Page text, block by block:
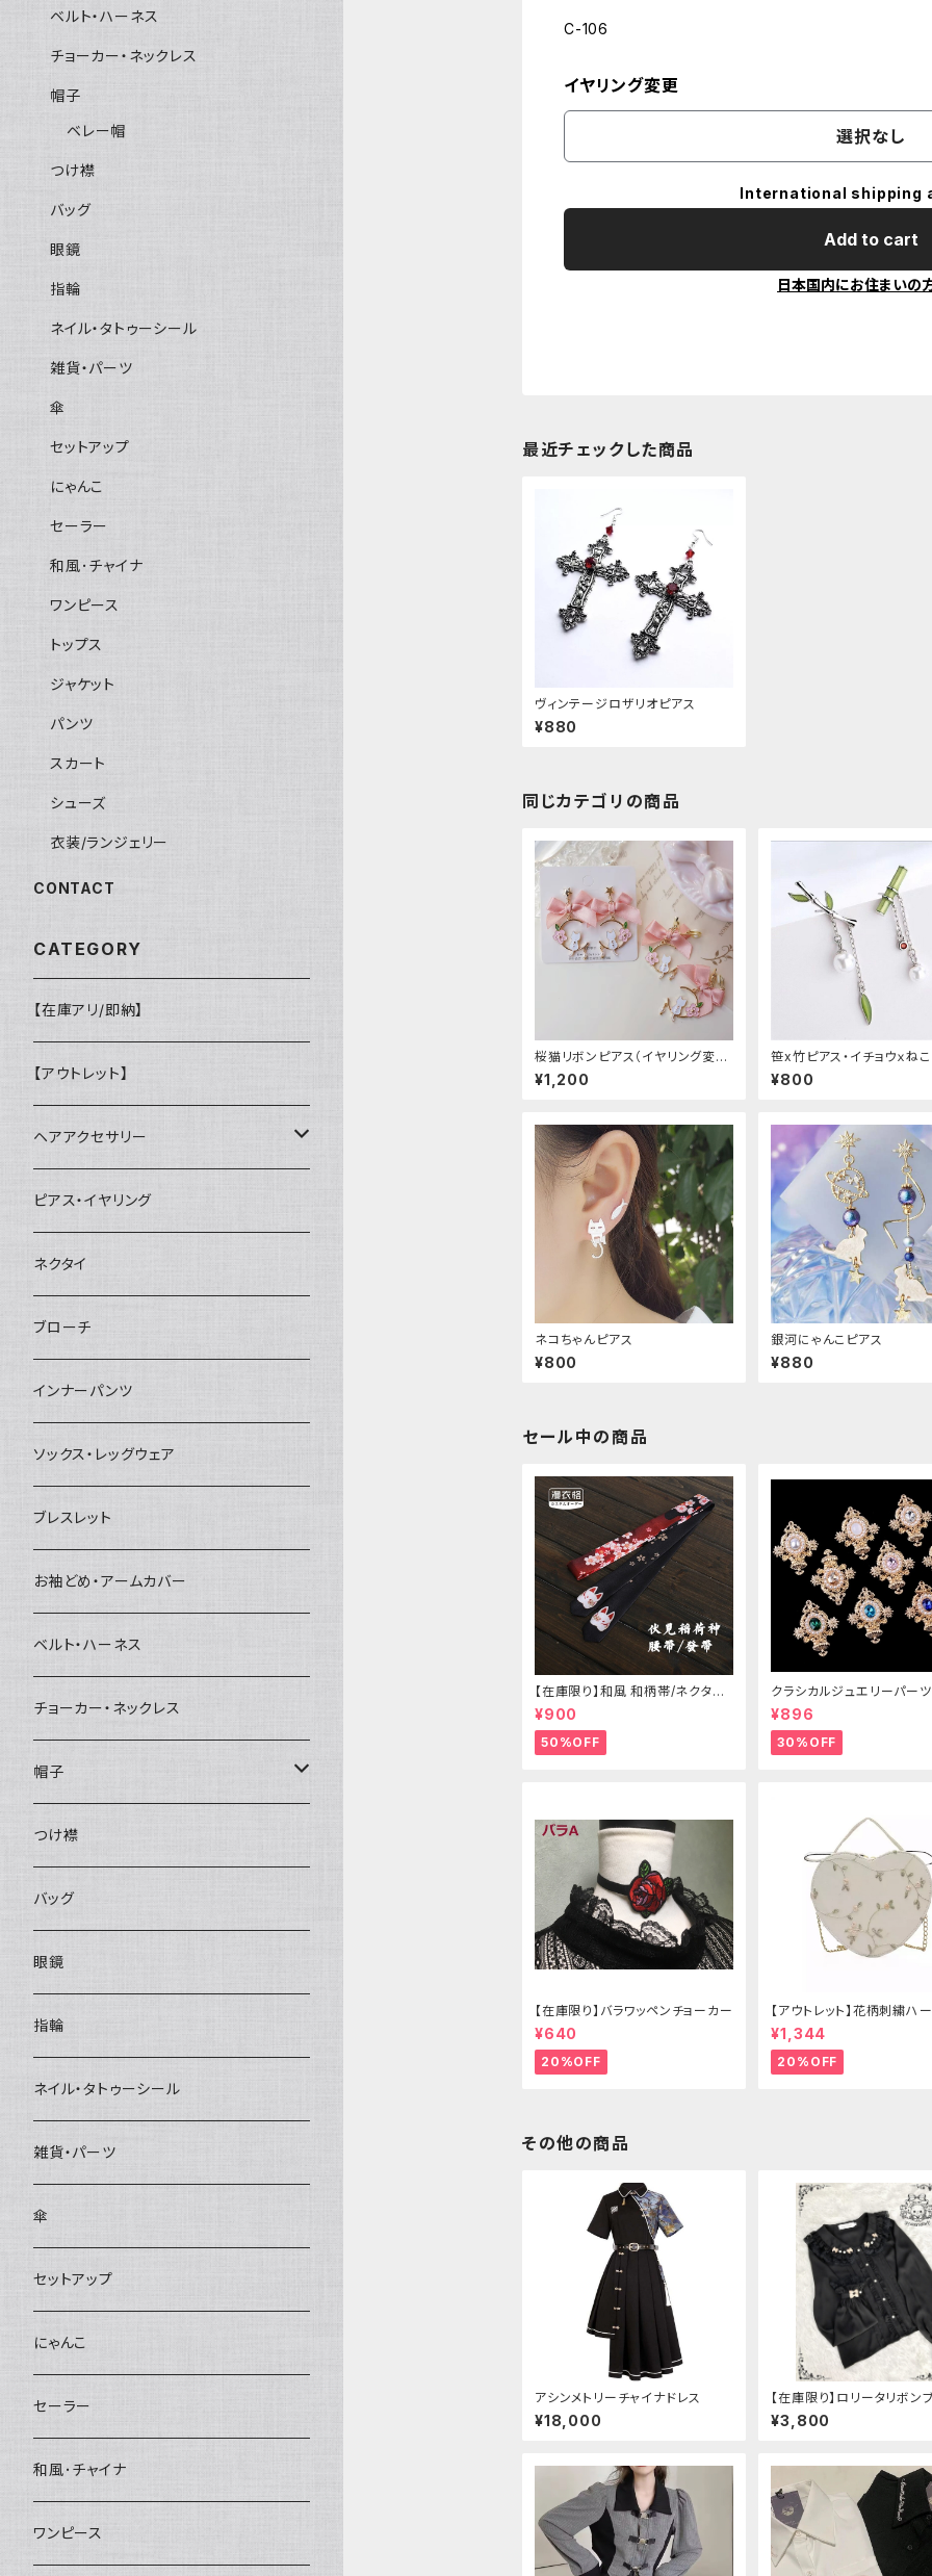
C-106
イヤリング変更
選択なし
International shipping
Add to cart
日本国内にお住まいの
最近チェックした商品
ヴィンテージロザリオピアス
¥880
同じカテゴリの商品
桜猫リボンピアス（イヤリング変更
可能
¥1,200
笹x竹ピアス・イチョウｘね
¥800
ネコちゃんピアス
¥800
銀河にゃんこピアス
¥880
セール中の商品
【在庫限り】和風 和柄帯/ネクタイ/
リボン（狐面/金魚
¥900
50%OFF
クラシカルジュエリーパーツ
¥896
30%OFF
【在庫限り】バラワッペンチョーカー
¥640
20%OFF
【アウトレット】花柄刺繍ハ
グ
¥1,344
20%OFF
その他の商品
アシンメトリーチャイナドレス
¥18,000
【在庫限り】ロリータリボン
ス：フリーサイズ
¥3,800
ベルト・ハーネス
チョーカー・ネックレス
帽子
ベレー帽
つけ襟
バッグ
眼鏡
指輪
ネイル・タトゥーシール
雑貨・パーツ
傘
セットアップ
にゃんこ
セーラー
和風･チャイナ
ワンピース
トップス
ジャケット
パンツ
スカート
シューズ
衣装/ランジェリー
CONTACT
CATEGORY
【在庫アリ/即納】
【アウトレット】
ヘアアクセサリー
ヘアクリップ
ヘッドドレス・カチューシャ
ヘアゴム
簪
ピアス・イヤリング
ネクタイ
ブローチ
インナーパンツ
ソックス・レッグウェア
ブレスレット
お袖どめ・アームカバー
ベルト・ハーネス
チョーカー・ネックレス
帽子
ベレー帽
つけ襟
バッグ
眼鏡
指輪
ネイル・タトゥーシール
雑貨・パーツ
傘
セットアップ
にゃんこ
セーラー
和風･チャイナ
ワンピース